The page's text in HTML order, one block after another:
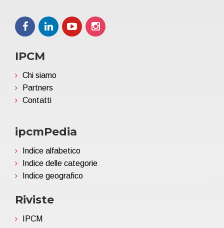
IPCM
Chi siamo
Partners
Contatti
ipcmPedia
Indice alfabetico
Indice delle categorie
Indice geografico
Riviste
IPCM